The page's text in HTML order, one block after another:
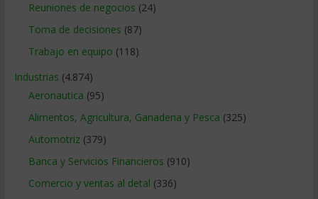
Reuniones de negocios (24)
Toma de decisiones (87)
Trabajo en equipo (118)
Industrias (4.874)
Aeronautica (95)
Alimentos, Agricultura, Ganaderia y Pesca (325)
Automotriz(379)
Banca y Servicios Financieros (910)
Comercio y ventas al detal (336)